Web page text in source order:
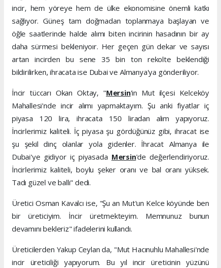
incir, hem yöreye hem de ülke ekonomisine önemli katkı
sağlıyor. Güneş tam doğmadan toplanmaya başlayan ve
öğle saatlerinde halde alımı biten incirinin hasadının bir ay
daha sürmesi bekleniyoır. Her geçen gün dekar ve sayısı
artan incirden bu sene 35 bin ton rekolte beklendiği
bildirilirken, ihracata ise Dubai ve Almanya'ya gönderiliyor.
İncir tüccarı Okan Oktay, "Mersin'in Mut ilçesi Kelceköy
Mahallesi'nde incir alımı yapmaktayım. Şu anki fiyatlar iç
piyasa 120 lira, ihracata 150 liradan alım yapıyoruz.
İncirlerimiz kaliteli. İç piyasa şu gördüğünüz gibi, ihracat ise
şu şekil dinç olanlar yola gidenler. İhracat Almanya ile
Dubai'ye gidiyor iç piyasada Mersin'de değerlendiriyoruz.
İncirlerimiz kaliteli, boylu şeker oranı ve bal oranı yüksek.
Tadı güzel ve ballı" dedi.
Üretici Osman Kavalcı ise, "Şu an Mut'un Kelce köyünde ben
bir üreticiyim. İncir üretmekteyim. Memnunuz bunun
devamını bekleriz" ifadelerini kullandı.
Üreticilerden Yakup Ceylan da, "Mut Hacınuhlu Mahallesi'nde
incir üreticiliği yapıyorum. Bu yıl incir üreticinin yüzünü